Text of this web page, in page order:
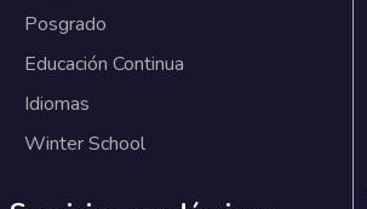
Posgrado
Educación Continua
Idiomas
Winter School